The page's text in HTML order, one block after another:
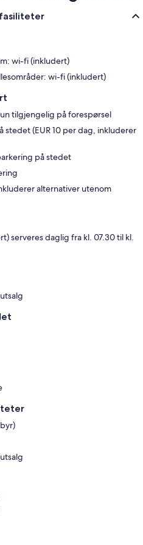
wi-fi (inkludert)
wi-fi (inkludert)
tilgjengelig på forespørsel
stedet (EUR 10 per dag, inkluderer
på stedet
alternativer utenom
serveres daglig fra kl. 07.30 til kl.